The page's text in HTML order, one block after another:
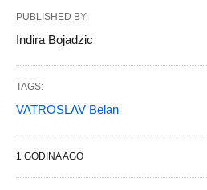
PUBLISHED BY
Indira Bojadzic
TAGS:
VATROSLAV Belan
1 GODINA AGO